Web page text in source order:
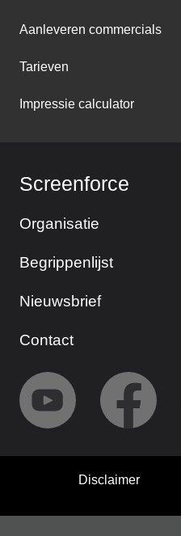
Aanleveren commercials
Tarieven
Impressie calculator
Screenforce
Organisatie
Begrippenlijst
Nieuwsbrief
Contact
Disclaimer